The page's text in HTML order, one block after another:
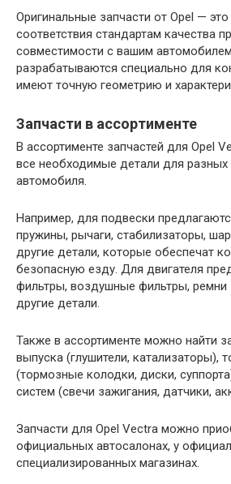
Оригинальные запчасти от Opel — это
соответствия стандартам качества
совместимости с вашим
разрабатываются специально для
имеют точную геометрию и
Запчасти в ассортименте
В ассортименте запчастей для Opel
все необходимые детали для разных
автомобиля.
Например, для подвески
пружины, рычаги, стабилизаторы,
другие детали, которые обеспечат
безопасную езду. Для двигателя
фильтры, воздушные фильтры, ремни
другие детали.
Также в ассортименте можно найти
выпуска (глушители, катализаторы),
(тормозные колодки, диски,
систем (свечи зажигания, датчики,
Запчасти для Opel Vectra можно
официальных автосалонах, у
специализированных магазинах.